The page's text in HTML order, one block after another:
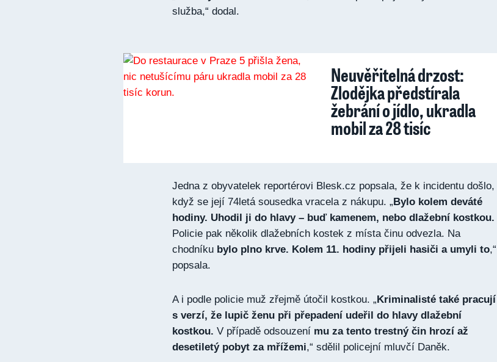
služba,“ dodal.
Neuvěřitelná drzost:
Zlodějka předstírala
žebrání o jídlo, ukradla
mobil za 28 tisíc
Jedna z obyvatelek reportérovi Blesk.cz popsala, že k incidentu došlo,
když se její 74letá sousedka vracela z nákupu. „Bylo kolem deváté
hodiny. Uhodil ji do hlavy – buď kamenem, nebo dlažební kostkou.
Policie pak několik dlažebních kostek z místa činu odvezla. Na
chodníku bylo plno krve. Kolem 11. hodiny přijeli hasiči a umyli to,“
popsala.
A i podle policie muž zřejmě útočil kostkou. „Kriminalisté také pracují
s verzí, že lupič ženu při přepadení udeřil do hlavy dlažební
kostkou. V případě odsouzení mu za tento trestný čin hrozí až
desetiletý pobyt za mřížemi,“ sdělil policejní mluvčí Daněk.